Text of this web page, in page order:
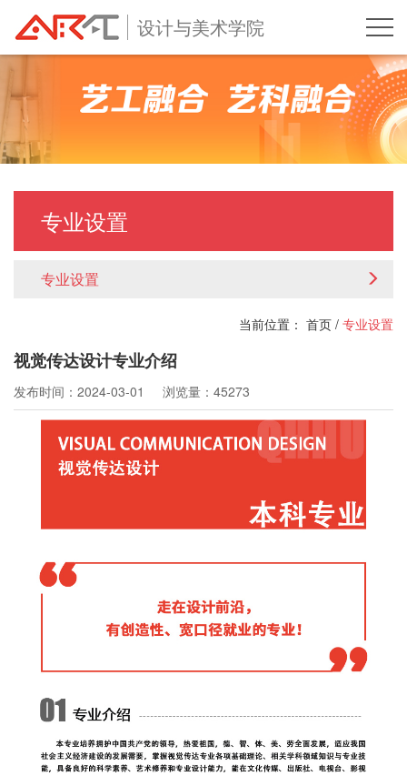
设计与美术学院
专业设置
专业设置
当前位置： 首页 / 专业设置
视觉传达设计专业介绍
发布时间：2024-03-01 浏览量：45273